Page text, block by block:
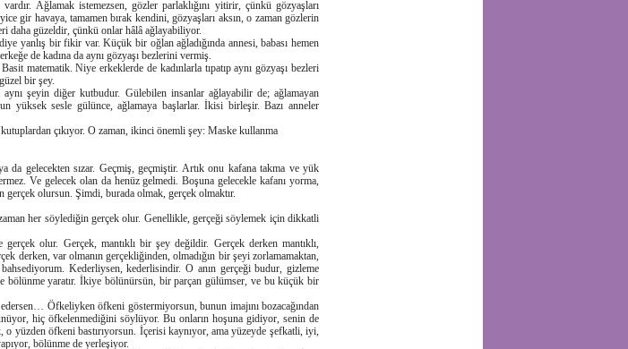
Ağlamak istemezsen, gözler parlaklığını yitirir, çünkü gözyaşları
gir havaya, tamamen bırak kendini, gözyaşları aksın, o zaman gözlerin
daha güzeldir, çünkü onlar hâlâ ağlayabiliyor.
yanlış bir fikir var. Küçük bir oğlan ağladığında annesi, babası hemen
de kadına da aynı gözyaşı bezlerini vermiş.
matematik. Niye erkeklerde de kadınlarla tıpatıp aynı gözyaşı bezleri
bir şey.
şeyin diğer kutbudur. Gülebilen insanlar ağlayabilir de; ağlamayan
yüksek sesle gülünce, ağlamaya başlarlar. İkisi birleşir. Bazı anneler
çıkıyor. O zaman, ikinci önemli şey: Maske kullanma
gelecekten sızar. Geçmiş, geçmiştir. Artık onu kafana takma ve yük
Ve gelecek olan da henüz gelmedi. Boşuna gelecekle kafanı yorma,
gerçek olursun. Şimdi, burada olmak, gerçek olmaktır.
her söylediğin gerçek olur. Genellikle, gerçeği söylemek için dikkatli
olur. Gerçek, mantıklı bir şey değildir. Gerçek derken mantıklı,
derken, var olmanın gerçekliğinden, olmadığın bir şeyi zorlamamaktan,
Kederliysen, kederlisindir. O anın gerçeği budur, gizleme
bölünme yaratır. İkiye bölünürsün, bir parçan gülümser, ve bu küçük bir
Öfkeliyken öfkeni göstermiyorsun, bunun imajını bozacağından
hiç öfkelenmediğini söylüyor. Bu onların hoşuna gidiyor, senin de
yüzden öfkeni bastırıyorsun. İçerisi kaynıyor, ama yüzeyde şefkatli, iyi,
bölünme de yerleşiyor.